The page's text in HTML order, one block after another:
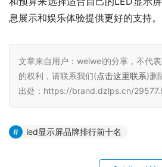
息展示和娱乐体验提供更好的支持。
文章来自用户：weiwei的分享，不代
的权利，请联系我们(点击这里联系)删
出处：https://brand.dzlps.cn/
led显示屏品牌排行前十名